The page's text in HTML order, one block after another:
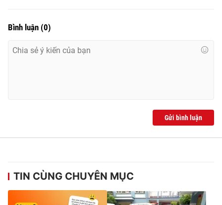
Bình luận (0)
Gửi bình luận
TIN CÙNG CHUYÊN MỤC